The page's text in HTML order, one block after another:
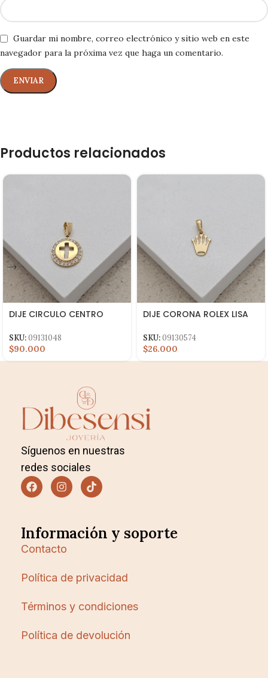
Guardar mi nombre, correo electrónico y sitio web en este
navegador para la próxima vez que haga un comentario.
Productos relacionados
DIJE CIRCULO CENTRO
SKU:09131048
$90.000
DIJE CORONA ROLEX LISA
SKU:09130574
$26.000
Síguenos en nuestras
redes sociales
Información y soporte
Contacto
Política de privacidad
Términos y condiciones
Política de devolución